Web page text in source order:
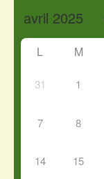
L M
31 1
7 8
14 15